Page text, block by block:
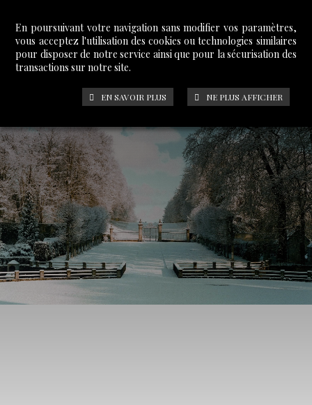
En poursuivant votre navigation sans modifier vos paramètres,
vous acceptez l'utilisation des cookies ou technologies similaires
pour disposer de notre service ainsi que pour la sécurisation des
transactions sur notre site.
NE PLUS AFFICHER
EN SAVOIR PLUS